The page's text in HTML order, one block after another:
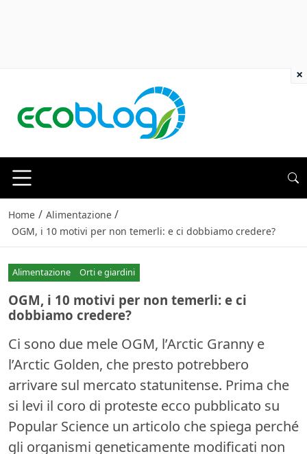
Home / Alimentazione /
OGM, i 10 motivi per non temerli: e ci dobbiamo credere?
Alimentazione Orti e giardini
OGM, i 10 motivi per non temerli: e ci
dobbiamo credere?
Ci sono due mele OGM, l’Arctic Granny e
l’Arctic Golden, che presto potrebbero
arrivare sul mercato statunitense. Prima che
si levi il coro di proteste ecco pubblicato su
Popular Science un articolo che spiega perché
gli organismi geneticamente modificati non
×